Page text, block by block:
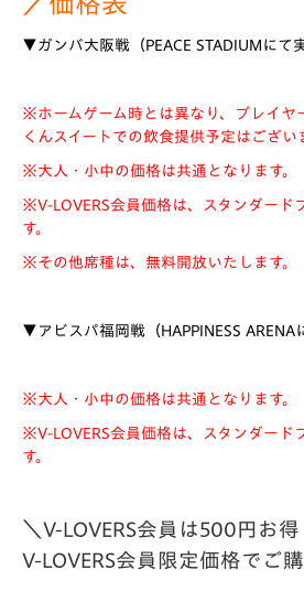
▼ガンバ大阪戦（PEACE STADIUMにて
※ホームゲーム時とは異なり、プレイヤ
くんスイートでの飲食提供予定はござい
※大人・小中の価格は共通となります。
※V-LOVERS会員価格は、スタンダード
す。
※その他席種は、無料開放いたします。
▼アビスパ福岡戦（HAPPINESS ARENA
※大人・小中の価格は共通となります。
※V-LOVERS会員価格は、スタンダード
す。
＼V-LOVERS会員は500円お
V-LOVERS会員限定価格でご